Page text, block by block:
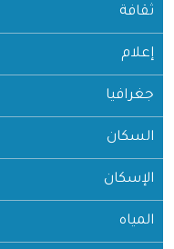
ثقافة
إعلام
جغرافيا
السكان
الإسكان
المياه